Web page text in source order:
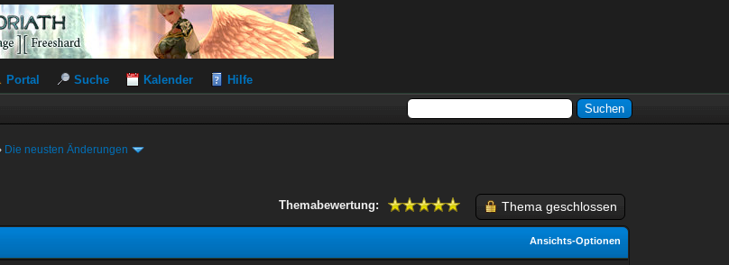
Portal Suche Kalender Hilfe
Die neusten Änderungen
Thema geschlossen
Themabewertung:
Ansichts-Optionen